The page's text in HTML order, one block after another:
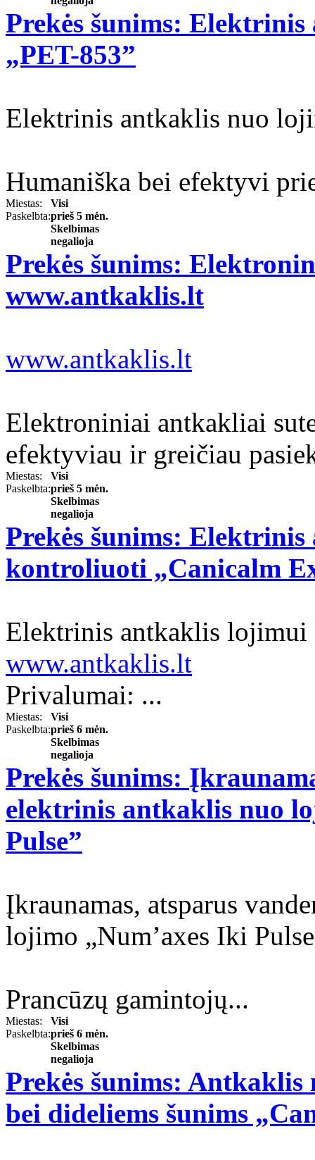
Prekės šunims:
„PET-853”
Elektrinis antkaklis nuo
Humaniška bei efektyvi
Miestas:
Visi
Paskelbta:prieš 5 mėn.
Skelbimas
negalioja
Prekės šunims:
www.antkaklis.lt
www.antkaklis.lt
Elektroniniai antkakliai
efektyviau ir greičiau
Miestas:
Visi
Paskelbta:prieš 5 mėn.
Skelbimas
negalioja
Prekės šunims:
kontroliuoti „Canicalm
Elektrinis antkaklis lojimui
www.antkaklis.lt
Privalumai: ...
Miestas:
Visi
Paskelbta:prieš 6 mėn.
Skelbimas
negalioja
Prekės šunims:
elektrinis antkaklis nuo
Pulse”
Įkraunamas, atsparus
lojimo „Num’axes Iki
Prancūzų gamintojų...
Miestas:
Visi
Paskelbta:prieš 6 mėn.
Skelbimas
negalioja
Prekės šunims:
bei dideliems šunims